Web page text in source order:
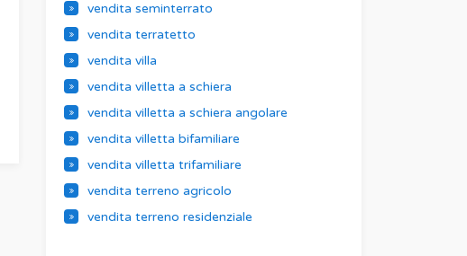
vendita seminterrato
vendita terratetto
vendita villa
vendita villetta a schiera
vendita villetta a schiera angolare
vendita villetta bifamiliare
vendita villetta trifamiliare
vendita terreno agricolo
vendita terreno residenziale